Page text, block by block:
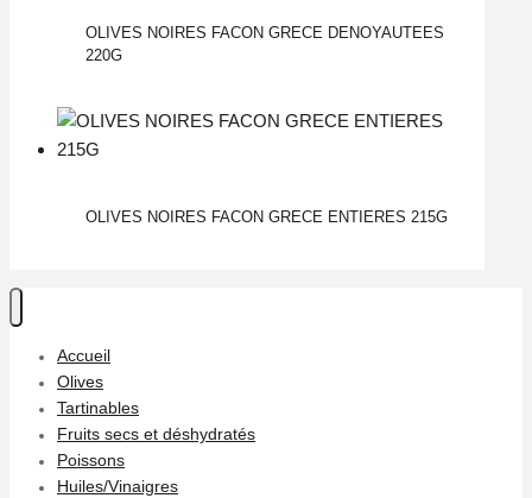
OLIVES NOIRES FACON GRECE DENOYAUTEES
220G
OLIVES NOIRES FACON GRECE ENTIERES 215G
Accueil
Olives
Tartinables
Fruits secs et déshydratés
Poissons
Huiles/Vinaigres